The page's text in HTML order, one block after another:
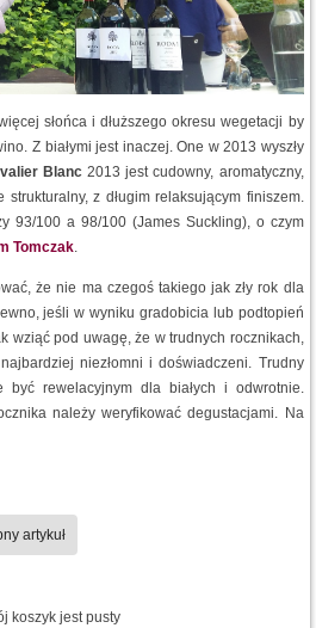
słońca i dłuższego okresu wegetacji by
Z białymi jest inaczej. One w 2013 wyszły
Blanc 2013 jest cudowny, aromatyczny,
strukturalny, z długim relaksującym finiszem.
93/100 a 98/100 (James Suckling), o czym
Tomczak.
że nie ma czegoś takiego jak zły rok dla
jeśli w wyniku gradobicia lub podtopień
wziąć pod uwagę, że w trudnych rocznikach,
niezłomni i doświadczeni. Trudny
rewelacyjnym dla białych i odwrotnie.
należy weryfikować degustacjami. Na
artykuł
koszyk jest pusty